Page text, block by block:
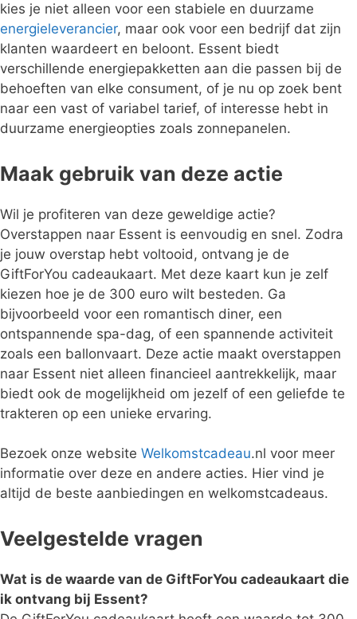
kies je niet alleen voor een stabiele en duurzame
energieleverancier, maar ook voor een bedrijf dat zijn
klanten waardeert en beloont. Essent biedt
verschillende energiepakketten aan die passen bij de
behoeften van elke consument, of je nu op zoek bent
naar een vast of variabel tarief, of interesse hebt in
duurzame energieopties zoals zonnepanelen.
Maak gebruik van deze actie
Wil je profiteren van deze geweldige actie?
Overstappen naar Essent is eenvoudig en snel. Zodra
je jouw overstap hebt voltooid, ontvang je de
GiftForYou cadeaukaart. Met deze kaart kun je zelf
kiezen hoe je de 300 euro wilt besteden. Ga
bijvoorbeeld voor een romantisch diner, een
ontspannende spa-dag, of een spannende activiteit
zoals een ballonvaart. Deze actie maakt overstappen
naar Essent niet alleen financieel aantrekkelijk, maar
biedt ook de mogelijkheid om jezelf of een geliefde te
trakteren op een unieke ervaring.
Bezoek onze website Welkomstcadeau.nl voor meer
informatie over deze en andere acties. Hier vind je
altijd de beste aanbiedingen en welkomstcadeaus.
Veelgestelde vragen
Wat is de waarde van de GiftForYou cadeaukaart die
ik ontvang bij Essent?